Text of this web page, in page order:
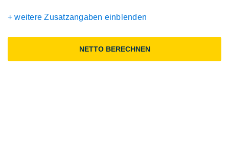
+ weitere Zusatzangaben einblenden
NETTO BERECHNEN